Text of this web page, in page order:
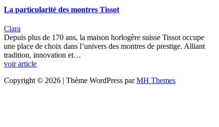
La particularité des montres Tissot
Clara
Depuis plus de 170 ans, la maison horlogère suisse Tissot occupe
une place de choix dans l’univers des montres de prestige. Alliant
tradition, innovation et…
voir article
Copyright © 2026 | Thème WordPress parMH Themes